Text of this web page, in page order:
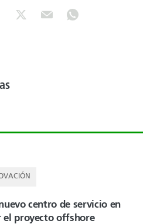
centro de servicio en
el proyecto offshore